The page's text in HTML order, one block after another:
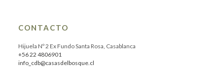
CONTACTO
Hijuela Nº 2 Ex Fundo Santa Rosa, Casablanca
+56 22 4806901
info_cdb@casasdelbosque.cl